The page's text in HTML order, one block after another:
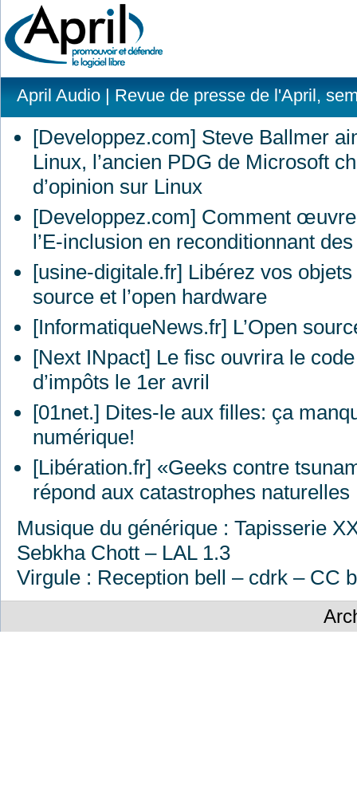
April Audio| Revue de presse de l'April,
[Developpez.com] Steve Ballmer
Linux, l’ancien PDG de Microsoft
d’opinion sur Linux
[Developpez.com] Comment
l’E-inclusion en reconditionnant
[usine-digitale.fr] Libérez vos
source et l’open hardware
[InformatiqueNews.fr] L’Open
[Next INpact] Le fisc ouvrira le
d’impôts le 1er avril
[01net.] Dites-le aux filles: ça
numérique!
[Libération.fr] «Geeks contre
répond aux catastrophes naturelles
Musique du générique : Tapisserie
Sebkha Chott – LAL1.3
Virgule : Reception bell – cdrk – CC